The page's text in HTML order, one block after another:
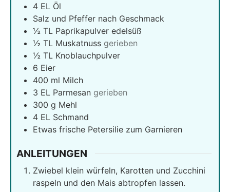
4 EL Öl
Salz und Pfeffer nach Geschmack
½ TL Paprikapulver edelsüß
½ TL Muskatnuss gerieben
½ TL Knoblauchpulver
6 Eier
400 ml Milch
3 EL Parmesan gerieben
300 g Mehl
4 EL Schmand
Etwas frische Petersilie zum Garnieren
ANLEITUNGEN
Zwiebel klein würfeln, Karotten und Zucchini
raspeln und den Mais abtropfen lassen.